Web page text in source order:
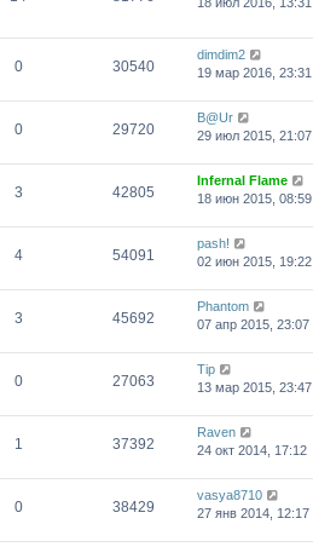
0 30540
dimdim2
19 мар 2016, 23:31
0 29720
B@Ur
29 июл 2015, 21:07
3 42805
Infernal Flame
18 июн 2015, 08:59
4 54091
pash!
02 июн 2015, 19:22
3 45692
Phantom
07 апр 2015, 23:07
0 27063
Tip
13 мар 2015, 23:47
1 37392
Raven
24 окт 2014, 17:12
0 38429
vasya8710
27 янв 2014, 12:17